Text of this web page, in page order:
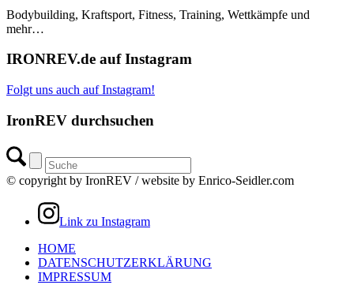
Bodybuilding, Kraftsport, Fitness, Training, Wettkämpfe und
mehr…
IRONREV.de auf Instagram
Folgt uns auch auf Instagram!
IronREV durchsuchen
© copyright by IronREV / website by Enrico-Seidler.com
Link zu Instagram
HOME
DATENSCHUTZERKLÄRUNG
IMPRESSUM